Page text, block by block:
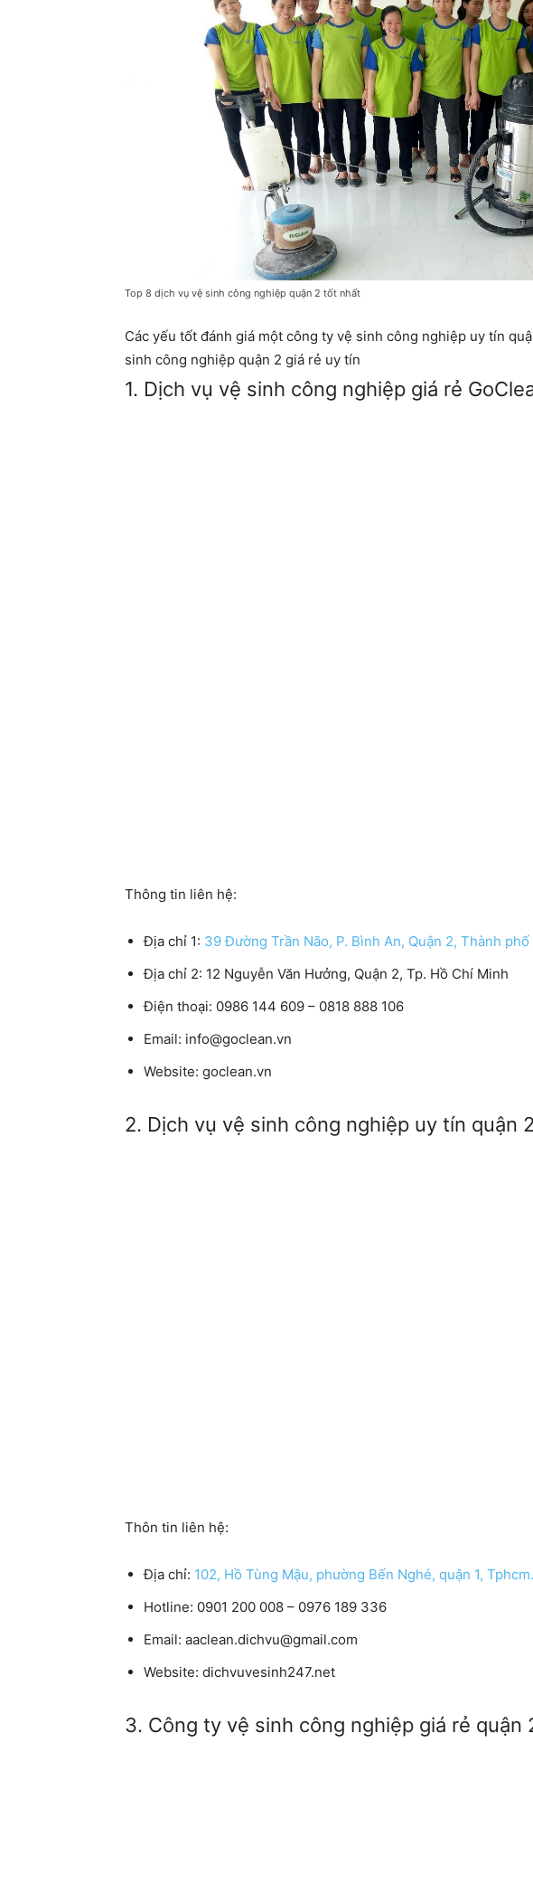
Top 8 dịch vụ vệ sinh công nghiệp quận 2 tốt nhất
Các yếu tốt đánh giá một công ty vệ sinh công nghiệp uy tín
sinh công nghiệp quận 2 giá rẻ uy tín
1. Dịch vụ vệ sinh công nghiệp giá rẻ
Thông tin liên hệ:
Địa chỉ 1: 39 Đường Trần Não, P. Bình An, Quận 2, Thành
Địa chỉ 2: 12 Nguyễn Văn Hưởng, Quận 2, Tp. Hồ Chí Minh
Điện thoại: 0986 144 609 – 0818 888 106
Email: info@goclean.vn
Website: goclean.vn
2. Dịch vụ vệ sinh công nghiệp uy tín quận
Thôn tin liên hệ:
Địa chỉ: 102, Hồ Tùng Mậu, phường Bến Nghé, quận 1, Tphcm.
Hotline: 0901 200 008 – 0976 189 336
Email: aaclean.dichvu@gmail.com
Website: dichvuvesinh247.net
3. Công ty vệ sinh công nghiệp giá rẻ quận